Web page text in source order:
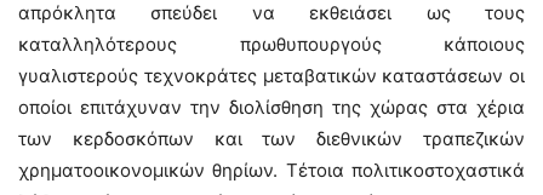
απρόκλητα σπεύδει να εκθειάσει ως τους
καταλληλότερους πρωθυπουργούς κάποιους
γυαλιστερούς τεχνοκράτες μεταβατικών καταστάσεων οι
οποίοι επιτάχυναν την διολίσθηση της χώρας στα χέρια
των κερδοσκόπων και των διεθνικών τραπεζικών
χρηματοοικονομικών θηρίων. Τέτοια πολιτικοστοχαστικά